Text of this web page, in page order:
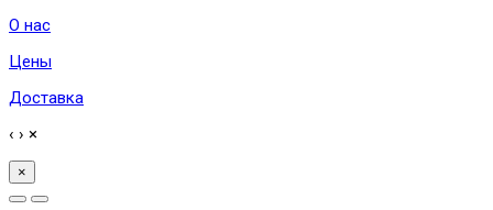
О нас
Цены
Доставка
‹ › ×
×